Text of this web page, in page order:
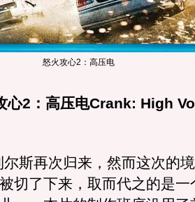
怒火攻心2：高压电
心2：高压电Crank: High
再次归来，然而这次的境
切了下来，取而代之的是一